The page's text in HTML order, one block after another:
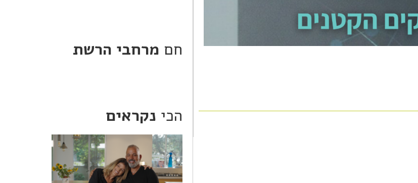
חם מרחבי הרשת
הכי נקראים